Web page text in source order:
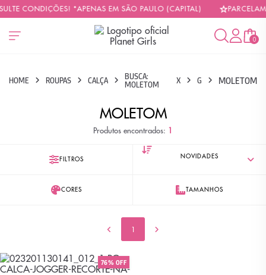
CONDIÇÕES! *APENAS EM SÃO PAULO (CAPITAL)
0
HOME ROUPAS CALÇA
BUSCA:
MOLETOM
X G MOLETOM
MOLETOM
Produtos encontrados: 1
FILTROS
CORES TAMANHOS
1
76% OFF